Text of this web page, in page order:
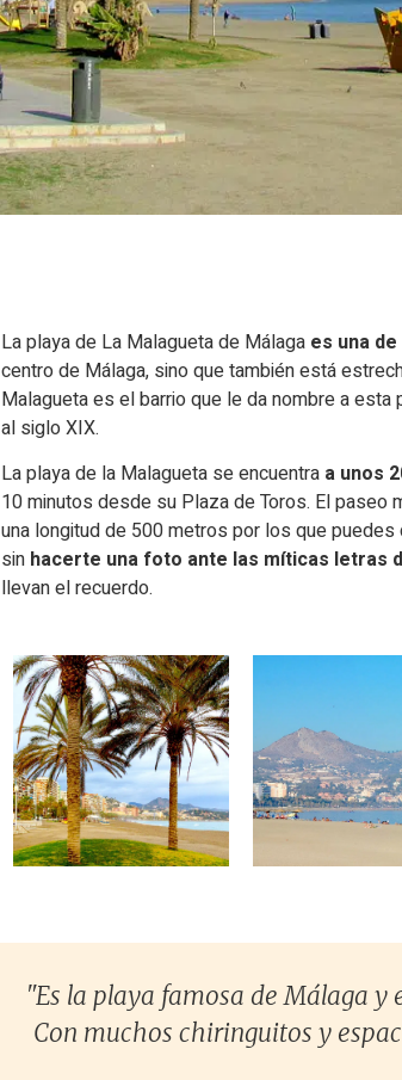
La playa de La Malagueta de Málaga es una
centro de Málaga, sino que también está
Malagueta es el barrio que le da nombre a
al siglo XIX.
La playa de la Malagueta se encuentra a unos
10 minutos desde su Plaza de Toros. El
una longitud de 500 metros por los que
sin hacerte una foto ante las míticas letras
llevan el recuerdo.
"Es la playa famosa de Málaga
Con muchos chiringuitos y